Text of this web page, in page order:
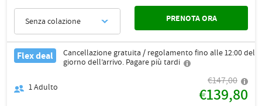
Senza colazione PRENOTA ORA
Flex deal
Cancellazione gratuita / regolamento fino alle 12:00 del
giorno dell’arrivo. Pagare più tardi
1Adulto
€147,00
€139,80